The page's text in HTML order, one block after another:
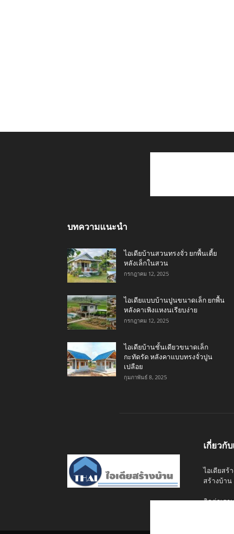
บทความแนะนำ
ไอเดียบ้านสวนทรงจั่ว ยกพื้นเตี้ย
หลังเล็กในสวน
กรกฎาคม 12, 2025
ไอเดียแบบบ้านปูนขนาดเล็ก ยกพื้น
หลังคาเพิงแหงนเรียบง่าย
กรกฎาคม 12, 2025
ไอเดียบ้านชั้นเดียวขนาดเล็ก
กะทัดรัด หลังคาแบบทรงจั่วปูน
เปลือย
กุมภาพันธ์ 8, 2025
เกี่ยวกับ
ไอเดียสร้
สร้างบ้า
ติดต่อเรา: